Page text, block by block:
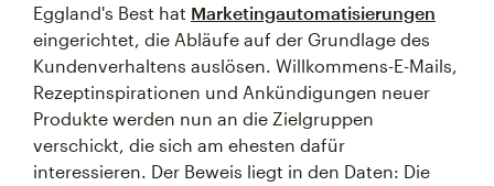
Eggland's Best hat Marketingautomatisierungen
eingerichtet, die Abläufe auf der Grundlage des
Kundenverhaltens auslösen. Willkommens-E-Mails,
Rezeptinspirationen und Ankündigungen neuer
Produkte werden nun an die Zielgruppen
verschickt, die sich am ehesten dafür
interessieren. Der Beweis liegt in den Daten: Die